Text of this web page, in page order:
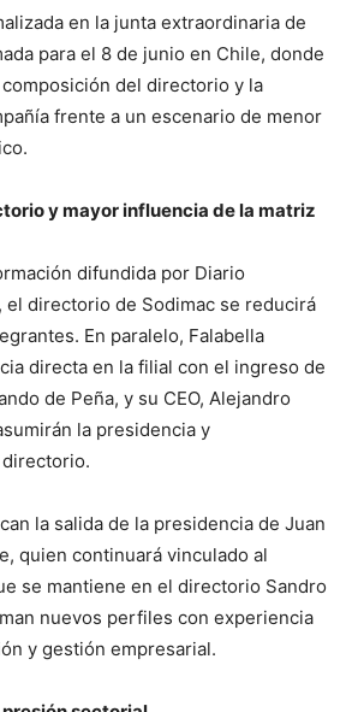
en la junta extraordinaria de
para el 8 de junio en Chile, donde
del directorio y la
frente a un escenario de menor
y mayor influencia de la matriz
difundida por Diario
el directorio de Sodimac se reducirá
En paralelo, Falabella
directa en la filial con el ingreso de
de Peña, y su CEO, Alejandro
la presidencia y
la salida de la presidencia de Juan
quien continuará vinculado al
se mantiene en el directorio Sandro
nuevos perfiles con experiencia
y gestión empresarial.